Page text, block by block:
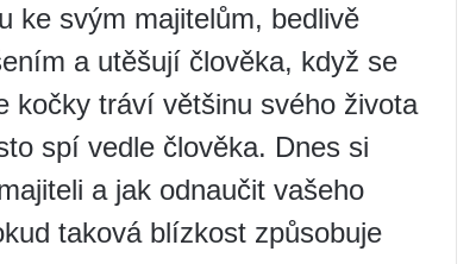
ke svým majitelům, bedlivě
a utěšují člověka, když se
kočky tráví většinu svého života
spí vedle člověka. Dnes si
a jak odnaučit vašeho
taková blízkost způsobuje